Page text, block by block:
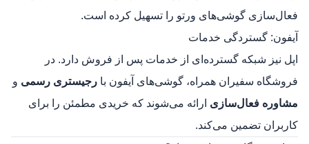
فعال‌سازی گوشی‌های ورتو را تسهیل کرده است.
آیفون: گستردگی خدمات
اپل نیز شبکه گسترده‌ای از خدمات پس از فروش دارد. در
فروشگاه سفیران همراه، گوشی‌های آیفون با رجیستری رسمی و
مشاوره فعال‌سازی ارائه می‌شوند که خریدی مطمئن را برای
کاربران تضمین می‌کند.